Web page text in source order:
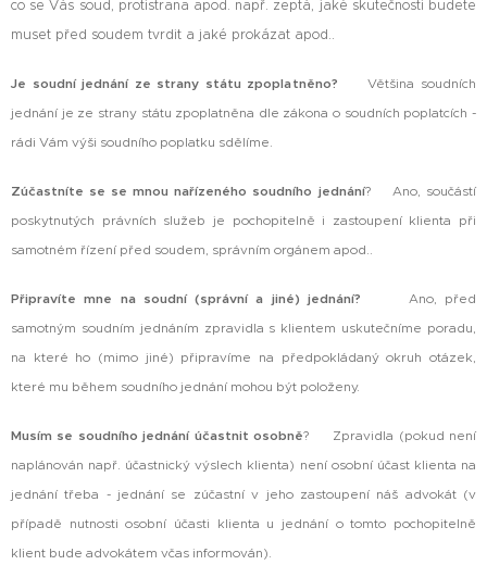
co se Vás soud, protistrana apod. např. zeptá, jaké skutečnosti budete
muset před soudem tvrdit a jaké prokázat apod..
Je soudní jednání ze strany státu zpoplatněno? Většina soudních
jednání je ze strany státu zpoplatněna dle zákona o soudních poplatcích -
rádi Vám výši soudního poplatku sdělíme.
Zúčastníte se se mnou nařízeného soudního jednání? Ano, součástí
poskytnutých právních služeb je pochopitelně i zastoupení klienta při
samotném řízení před soudem, správním orgánem apod..
Připravíte mne na soudní (správní a jiné) jednání? Ano, před
samotným soudním jednáním zpravidla s klientem uskutečníme poradu,
na které ho (mimo jiné) připravíme na předpokládaný okruh otázek,
které mu během soudního jednání mohou být položeny.
Musím se soudního jednání účastnit osobně? Zpravidla (pokud není
naplánován např. účastnický výslech klienta) není osobní účast klienta na
jednání třeba - jednání se zúčastní v jeho zastoupení náš advokát (v
případě nutnosti osobní účasti klienta u jednání o tomto pochopitelně
klient bude advokátem včas informován).